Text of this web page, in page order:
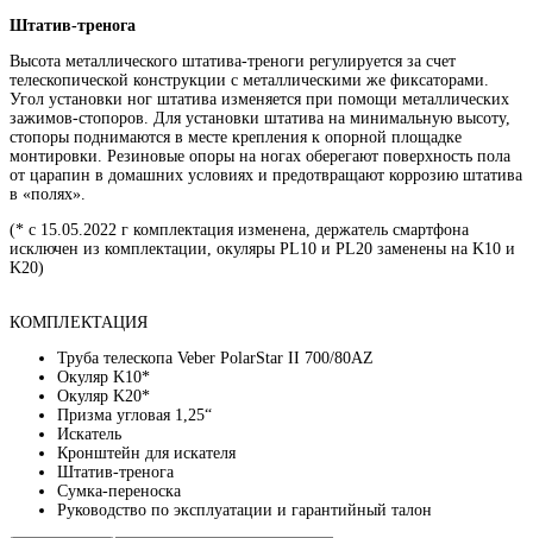
Штатив-тренога
Высота металлического штатива-треноги регулируется за счет
телескопической конструкции с металлическими же фиксаторами.
Угол установки ног штатива изменяется при помощи металлических
зажимов-стопоров. Для установки штатива на минимальную высоту,
стопоры поднимаются в месте крепления к опорной площадке
монтировки. Резиновые опоры на ногах оберегают поверхность пола
от царапин в домашних условиях и предотвращают коррозию штатива
в «полях».
(* с 15.05.2022 г комплектация изменена, держатель смартфона
исключен из комплектации, окуляры PL10 и PL20 заменены на K10 и
K20)
КОМПЛЕКТАЦИЯ
Труба телескопа Veber PolarStar II 700/80AZ
Окуляр K10*
Окуляр K20*
Призма угловая 1,25“
Искатель
Кронштейн для искателя
Штатив-тренога
Сумка-переноска
Руководство по эксплуатации и гарантийный талон